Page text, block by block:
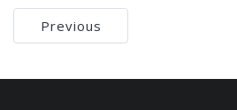
Bericht
navigatie
Previous